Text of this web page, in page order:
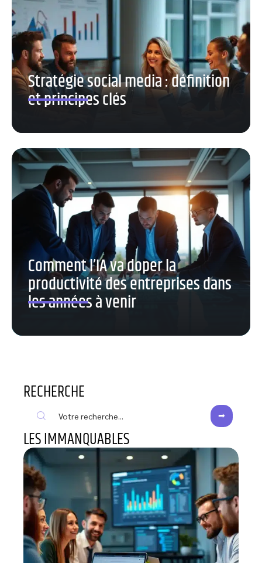
Stratégie social media : définition
et principes clés
Comment l’IA va doper la
productivité des entreprises dans
les années à venir
RECHERCHE
LES IMMANQUABLES